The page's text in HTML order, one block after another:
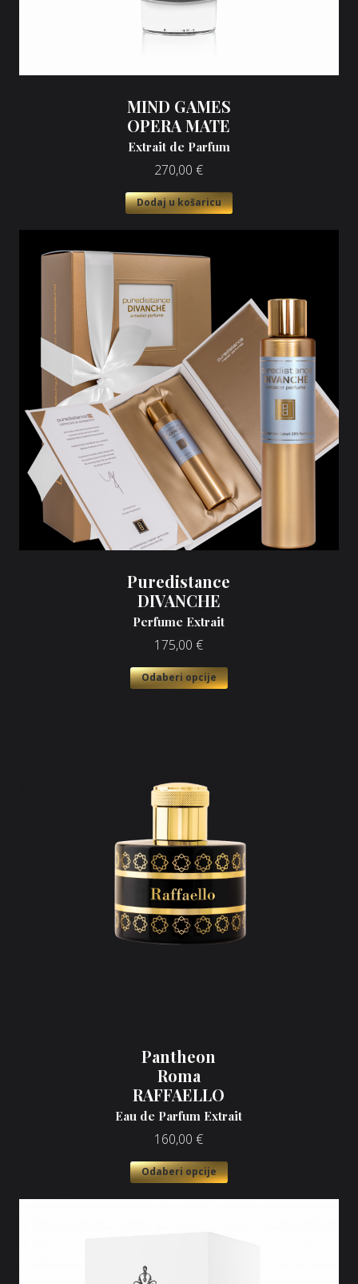
MIND GAMES
OPERA MATE
Extrait de Parfum
270,00 €
Dodaj u košaricu
Puredistance
DIVANCHE
Perfume Extrait
175,00 €
Odaberi opcije
Pantheon
Roma
RAFFAELLO
Eau de Parfum Extrait
160,00 €
Odaberi opcije